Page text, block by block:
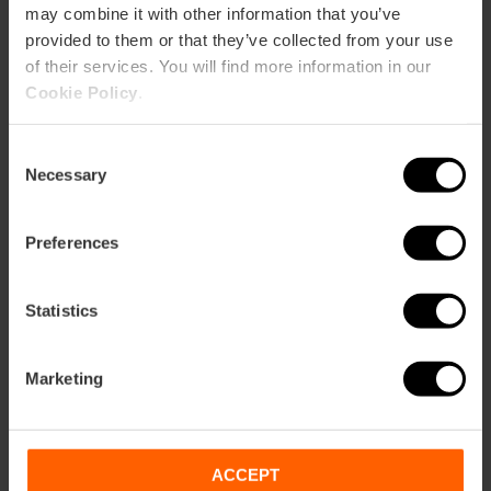
may combine it with other information that you’ve
provided to them or that they’ve collected from your use
of their services. You will find more information in our
Cookie Policy
Selection
Necessary
Preferences
Statistics
Marketing
ACCEPT
Come arrivare
Metro
Bus